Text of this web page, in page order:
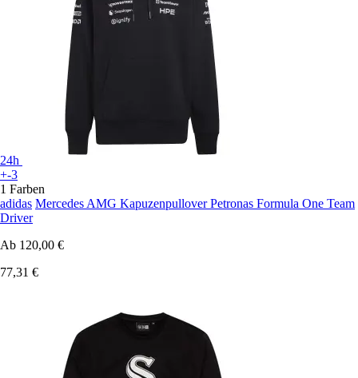
24h
+-3
1 Farben
adidas Mercedes AMG Kapuzenpullover Petronas Formula One Team
Driver
Ab 120,00 €
77,31 €